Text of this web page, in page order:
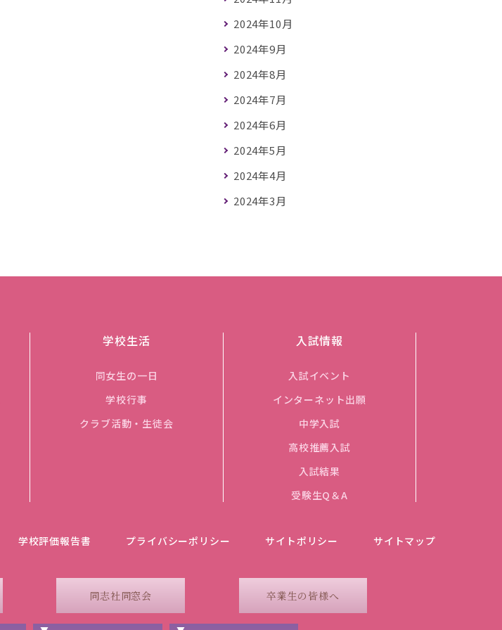
2024年10月
2024年9月
2024年8月
2024年7月
2024年6月
2024年5月
2024年4月
2024年3月
学校生活
同女生の一日
学校行事
クラブ活動・生徒会
入試情報
入試イベント
インターネット出願
中学入試
高校推薦入試
入試結果
受験生Q＆A
学校評価報告書 プライバシーポリシー サイトポリシー サイトマップ
同志社同窓会 卒業生の皆様へ